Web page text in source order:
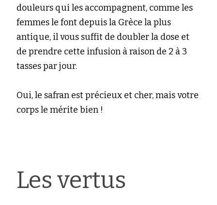
douleurs qui les accompagnent, comme les
femmes le font depuis la Grèce la plus
antique, il vous suffit de doubler la dose et
de prendre cette infusion à raison de 2 à 3
tasses par jour.
Oui, le safran est précieux et cher, mais votre
corps le mérite bien !
Les vertus